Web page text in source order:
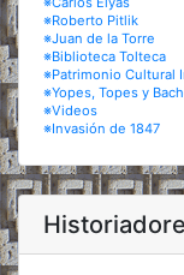
※Roberto Pitlik
※Juan de la Torre
※Biblioteca Tolteca
※Patrimonio Cultural
※Yopes, Topes y
※Videos
※Invasión de 1847